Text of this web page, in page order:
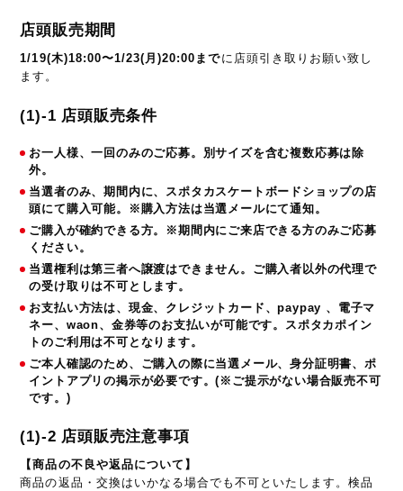
店頭販売期間
1/19(木)18:00〜1/23(月)20:00までに店頭引き取りお願い致し
ます。
(1)-1 店頭販売条件
お一人様、一回のみのご応募。別サイズを含む複数応募は除
外。
当選者のみ、期間内に、スポタカスケートボードショップの店
頭にて購入可能。※購入方法は当選メールにて通知。
ご購入が確約できる方。※期間内にご来店できる方のみご応募
ください。
当選権利は第三者へ譲渡はできません。ご購入者以外の代理で
の受け取りは不可とします。
お支払い方法は、現金、クレジットカード、paypay 、電子マ
ネー、waon、金券等のお支払いが可能です。スポタカポイン
トのご利用は不可となります。
ご本人確認のため、ご購入の際に当選メール、身分証明書、ポ
イントアプリの掲示が必要です。(※ご提示がない場合販売不可
です。)
(1)-2 店頭販売注意事項
【商品の不良や返品について】
商品の返品・交換はいかなる場合でも不可といたします。検品